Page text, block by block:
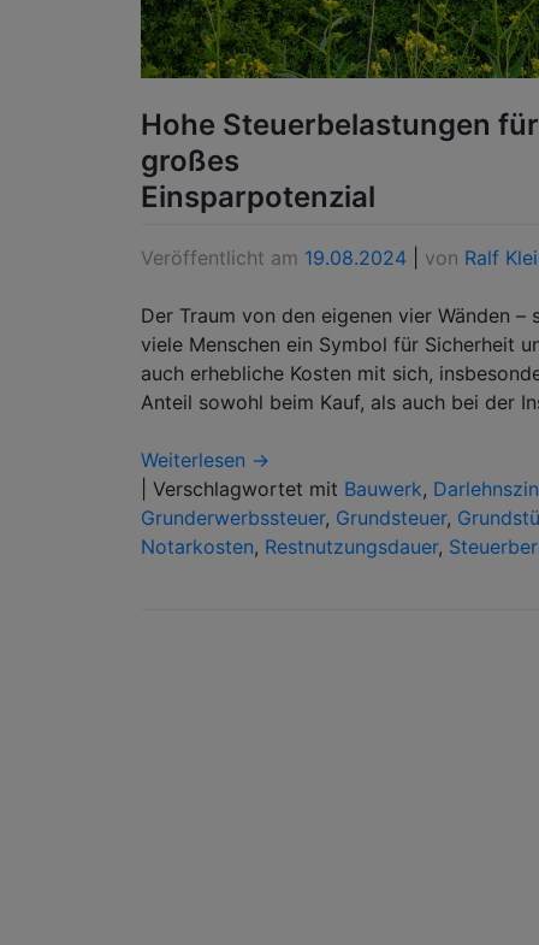
Hohe Steuerbelastungen
großes
Einsparpotenzial
Veröffentlicht am 19.08.2024 von Ralf
Der Traum von den eigenen vier Wänden
viele Menschen ein Symbol für Sicherheit
auch erhebliche Kosten mit sich,
Anteil sowohl beim Kauf, als auch bei der
Weiterlesen →
Verschlagwortet mit Bauwerk,
Grunderwerbssteuer, Grundsteuer,
Notarkosten, Restnutzungsdauer,